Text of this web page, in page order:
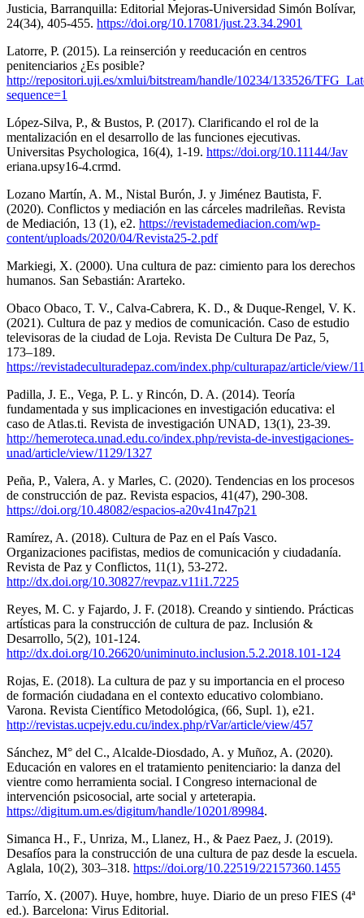
Justicia, Barranquilla: Editorial Mejoras-Universidad Simón Bolívar,
24(34), 405-455. https://doi.org/10.17081/just.23.34.2901
Latorre, P. (2015). La reinserción y reeducación en centros
penitenciarios ¿Es posible?
http://repositori.uji.es/xmlui/bitstream/handle/10234/133526/
sequence=1
López-Silva, P., & Bustos, P. (2017). Clarificando el rol de la
mentalización en el desarrollo de las funciones ejecutivas.
Universitas Psychologica, 16(4), 1-19. https://doi.org/10.11144/Jav
eriana.upsy16-4.crmd.
Lozano Martín, A. M., Nistal Burón, J. y Jiménez Bautista, F.
(2020). Conflictos y mediación en las cárceles madrileñas. Revista
de Mediación, 13 (1), e2. https://revistademediacion.com/wp-
content/uploads/2020/04/Revista25-2.pdf
Markiegi, X. (2000). Una cultura de paz: cimiento para los derechos
humanos. San Sebastián: Ararteko.
Obaco Obaco, T. V., Calva-Cabrera, K. D., & Duque-Rengel, V. K.
(2021). Cultura de paz y medios de comunicación. Caso de estudio
televisoras de la ciudad de Loja. Revista De Cultura De Paz, 5,
173–189.
https://revistadeculturadepaz.com/index.php/culturapaz/article/view/
Padilla, J. E., Vega, P. L. y Rincón, D. A. (2014). Teoría
fundamentada y sus implicaciones en investigación educativa: el
caso de Atlas.ti. Revista de investigación UNAD, 13(1), 23-39.
http://hemeroteca.unad.edu.co/index.php/revista-de-investigaciones-
unad/article/view/1129/1327
Peña, P., Valera, A. y Marles, C. (2020). Tendencias en los procesos
de construcción de paz. Revista espacios, 41(47), 290-308.
https://doi.org/10.48082/espacios-a20v41n47p21
Ramírez, A. (2018). Cultura de Paz en el País Vasco.
Organizaciones pacifistas, medios de comunicación y ciudadanía.
Revista de Paz y Conflictos, 11(1), 53-272.
http://dx.doi.org/10.30827/revpaz.v11i1.7225
Reyes, M. C. y Fajardo, J. F. (2018). Creando y sintiendo. Prácticas
artísticas para la construcción de cultura de paz. Inclusión &
Desarrollo, 5(2), 101-124.
http://dx.doi.org/10.26620/uniminuto.inclusion.5.2.2018.101-124
Rojas, E. (2018). La cultura de paz y su importancia en el proceso
de formación ciudadana en el contexto educativo colombiano.
Varona. Revista Científico Metodológica, (66, Supl. 1), e21.
http://revistas.ucpejv.edu.cu/index.php/rVar/article/view/457
Sánchez, M° del C., Alcalde-Diosdado, A. y Muñoz, A. (2020).
Educación en valores en el tratamiento penitenciario: la danza del
vientre como herramienta social. I Congreso internacional de
intervención psicosocial, arte social y arteterapia.
https://digitum.um.es/digitum/handle/10201/89984.
Simanca H., F., Unriza, M., Llanez, H., & Paez Paez, J. (2019).
Desafíos para la construcción de una cultura de paz desde la escuela.
Aglala, 10(2), 303–318. https://doi.org/10.22519/22157360.1455
Tarrío, X. (2007). Huye, hombre, huye. Diario de un preso FIES (4ª
ed.). Barcelona: Virus Editorial.